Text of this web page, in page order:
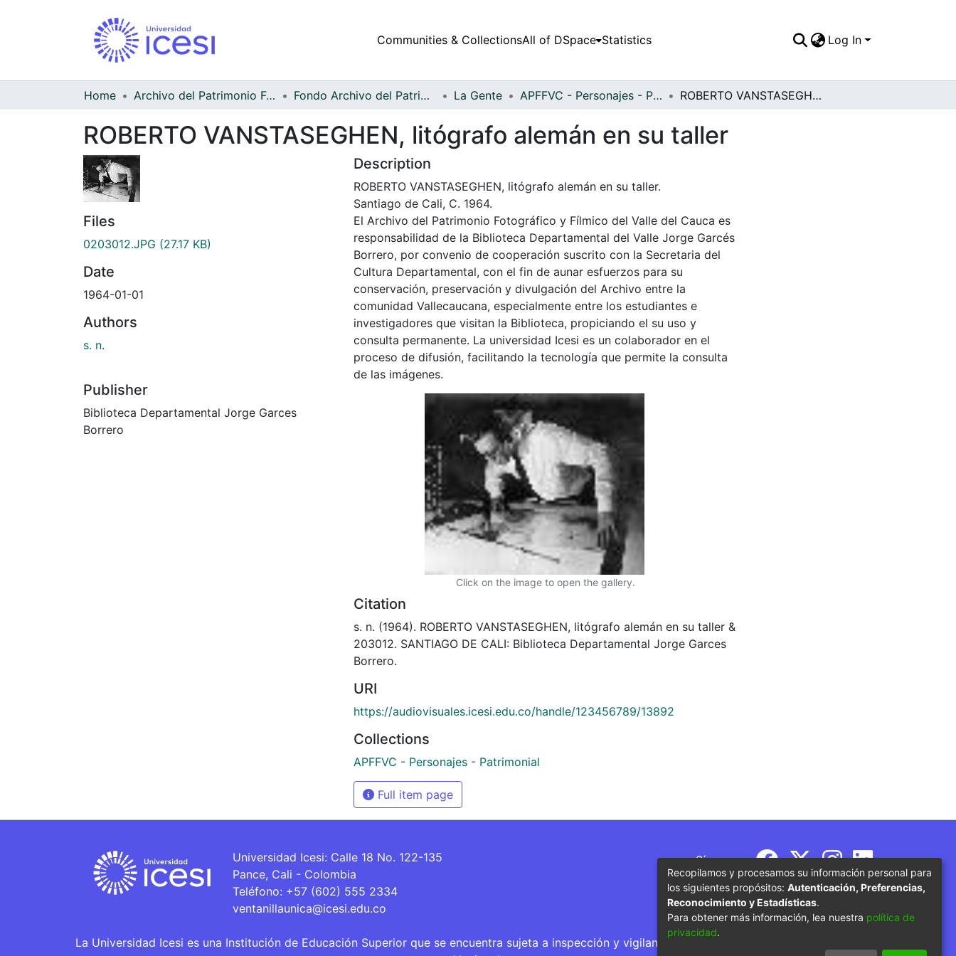
Communities & CollectionsAll of DSpace Statistics Log In
Home Archivo del Patrimonio Fotográfico y Fílmico del Valle del Cauca Fondo Archivo del Patrimonio Fotográfico y Fílmico del Valle del Cauca La Gente APFFVC - Personajes - Patrimonial ROBERTO VANSTASEGHEN, litógrafo alemán en su taller
ROBERTO VANSTASEGHEN, litógrafo alemán en su taller
Files
0203012.JPG (27.17 KB)
Date
1964-01-01
Authors
s. n.
Publisher
Biblioteca Departamental Jorge Garces
Borrero
Description
ROBERTO VANSTASEGHEN, litógrafo alemán en su taller.
Santiago de Cali, C. 1964.
El Archivo del Patrimonio Fotográfico y Fílmico del Valle del Cauca es
responsabilidad de la Biblioteca Departamental del Valle Jorge Garcés
Borrero, por convenio de cooperación suscrito con la Secretaria del
Cultura Departamental, con el fin de aunar esfuerzos para su
conservación, preservación y divulgación del Archivo entre la
comunidad Vallecaucana, especialmente entre los estudiantes e
investigadores que visitan la Biblioteca, propiciando el su uso y
consulta permanente. La universidad Icesi es un colaborador en el
proceso de difusión, facilitando la tecnología que permite la consulta
de las imágenes.
Click on the image to open the gallery.
Citation
s. n. (1964). ROBERTO VANSTASEGHEN, litógrafo alemán en su taller &
203012. SANTIAGO DE CALI: Biblioteca Departamental Jorge Garces
Borrero.
URI
https://audiovisuales.icesi.edu.co/handle/123456789/13892
Collections
APFFVC - Personajes - Patrimonial
Full item page
Universidad Icesi: Calle 18 No. 122-135
Pance, Cali - Colombia
Teléfono: +57 (602) 555 2334
ventanillaunica@icesi.edu.co
Síguenos
La Universidad Icesi es una Institución de Educación Superior que se encuentra sujeta a inspección y vigilancia por parte del Ministerio de Educación
Recopilamos y procesamos su información personal para
los siguientes propósitos: Autenticación, Preferencias,
Reconocimiento y Estadísticas.
Para obtener más información, lea nuestra política de
privacidad.